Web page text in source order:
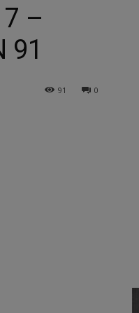
–
91
0
91